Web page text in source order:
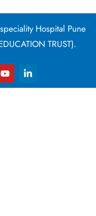
Hospital Pune
TRUST).
Y
o
u
L
i
n